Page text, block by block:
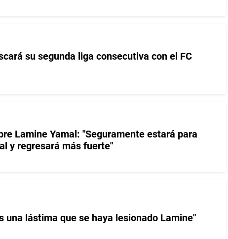
su segunda liga consecutiva con el FC
Lamine Yamal: "Seguramente estará para
y regresará más fuerte"
una lástima que se haya lesionado Lamine"